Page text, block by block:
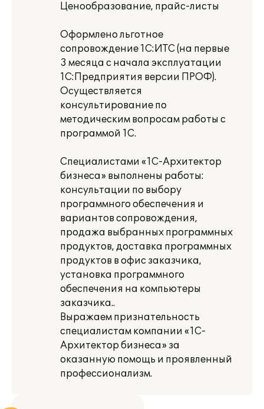
Ценообразование, прайс-листы
Оформлено льготное
сопровождение 1С:ИТС (на первые
3 месяца с начала эксплуатации
1С:Предприятия версии ПРОФ).
Осуществляется
консультирование по
методическим вопросам работы с
программой 1С.
Специалистами «1С-Архитектор
бизнеса» выполнены работы:
консультации по выбору
программного обеспечения и
вариантов сопровождения,
продажа выбранных программных
продуктов, доставка программных
продуктов в офис заказчика,
установка программного
обеспечения на компьютеры
заказчика..
Выражаем признательность
специалистам компании «1С-
Архитектор бизнеса» за
оказанную помощь и проявленный
профессионализм.